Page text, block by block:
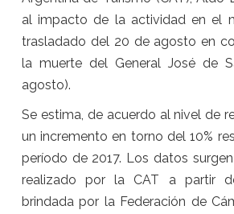
al impacto de la actividad en el
trasladado del 20 de agosto en
la muerte del General José de
agosto).
Se estima, de acuerdo al nivel de
un incremento en torno del 10%
período de 2017. Los datos
realizado por la CAT a partir
brindada por la Federación de